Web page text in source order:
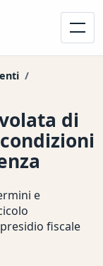
di
e
fiscale